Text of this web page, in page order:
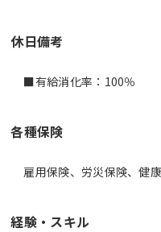
休日備考
■有給消化率：100％
各種保険
雇用保険、労災保険、健
経験・スキル